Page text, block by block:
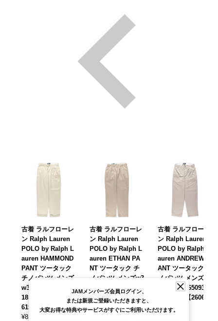
古着 ラルフローレ
ン Ralph Lauren
POLO by Ralph L
auren HAMMOND
PANT ツータック
チノパンツ メンズ
w34相当 /eaa6509
18 【中古】 【260
615】
¥8,690
古着 ラルフローレ
ン Ralph Lauren
POLO by Ralph L
auren ETHAN PA
NT ツータック チ
ノパンツ メンズw3
4相当 /eaa650930
【中古】 【26061
5】
古着 ラルフローレ
ン Ralph Lauren
POLO by Ralph L
auren ANDREW P
ANT ツータック チ
ノパンツ メンズw3
3相当 /eaa650933
【中古】 【26061
9】
JAMメンバーズ会員ログイン、
または新規ご登録いただきますと、
大変お得な特典やサービスがすぐにご利用いただけます。